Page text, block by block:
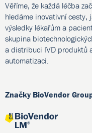
Věříme, že každá léčba
hledáme inovativní cesty,
výsledky lékařům a
skupina
a distribuci IVD produktů
automatizaci.
Značky BioVendor